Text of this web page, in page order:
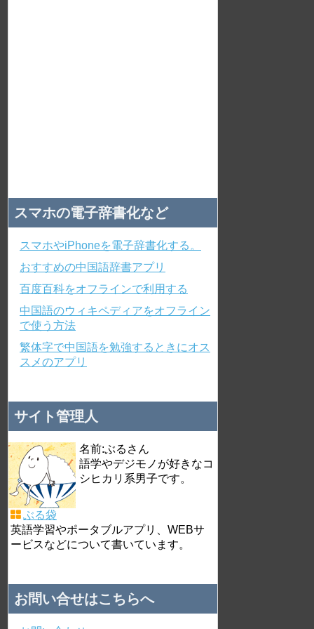
スマホの電子辞書化など
スマホやiPhoneを電子辞書化する。
おすすめの中国語辞書アプリ
百度百科をオフラインで利用する
中国語のウィキペディアをオフライン
で使う方法
繁体字で中国語を勉強するときにオス
スメのアプリ
サイト管理人
名前:ぶるさん
語学やデジモノが好きなコ
シヒカリ系男子です。
ぶる袋
英語学習やポータブルアプリ、WEBサ
ービスなどについて書いています。
お問い合せはこちらへ